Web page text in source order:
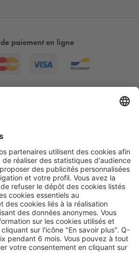
paiement en ligne
Nos produits
Nos services